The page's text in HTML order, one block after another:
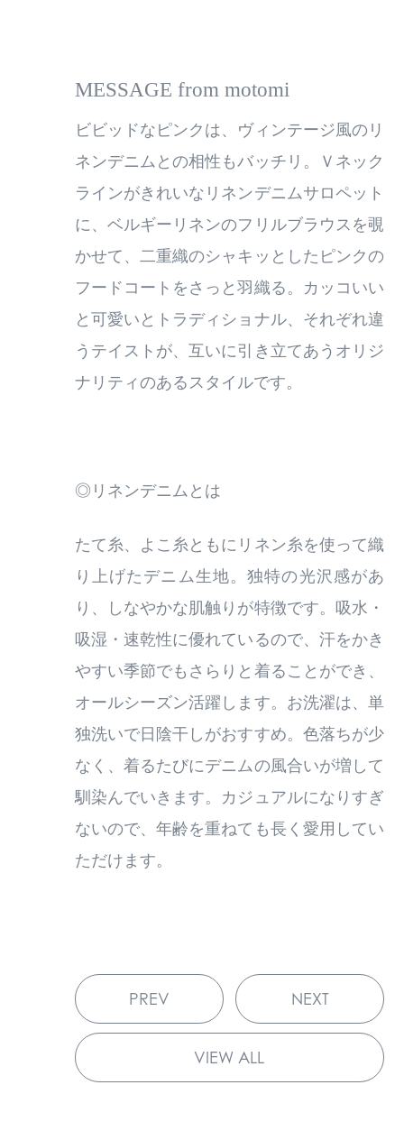
MESSAGE from motomi
ビビッドなピンクは、ヴィンテージ風のリ
ネンデニムとの相性もバッチリ。Ｖネック
ラインがきれいなリネンデニムサロペット
に、ベルギーリネンのフリルブラウスを覗
かせて、二重織のシャキッとしたピンクの
フードコートをさっと羽織る。カッコいい
と可愛いとトラディショナル、それぞれ違
うテイストが、互いに引き立てあうオリジ
ナリティのあるスタイルです。
◎リネンデニムとは
たて糸、よこ糸ともにリネン糸を使って織
り上げたデニム生地。独特の光沢感があ
り、しなやかな肌触りが特徴です。吸水・
吸湿・速乾性に優れているので、汗をかき
やすい季節でもさらりと着ることができ、
オールシーズン活躍します。お洗濯は、単
独洗いで日陰干しがおすすめ。色落ちが少
なく、着るたびにデニムの風合いが増して
馴染んでいきます。カジュアルになりすぎ
ないので、年齢を重ねても長く愛用してい
ただけます。
PREV NEXT
VIEW ALL